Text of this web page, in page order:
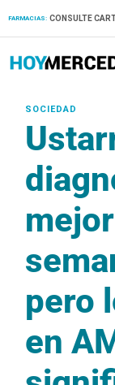
FARMACIAS: CONSULTE
pero
en